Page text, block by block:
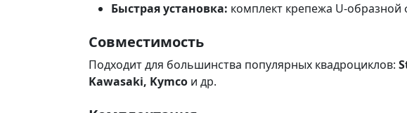
Быстрая установка: комплект крепежа U-
Совместимость
Подходит для большинства популярных квадроциклов:
Kawasaki, Kymco и др.